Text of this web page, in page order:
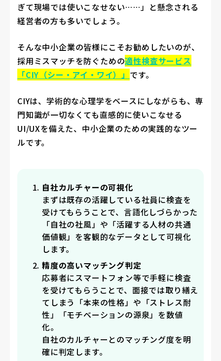
ぎて現場では使いこなせない……」と懸念される
経営者の方も多いでしょう。
そんな中小企業の皆様にこそお勧めしたいのが、
採用ミスマッチを防ぐための適性検査サービス
「CIY（シー・アイ・ワイ）」 です。
CIYは、学術的な心理学をベースにしながらも、専
門知識が一切なくても直感的に使いこなせる
UI/UXを備えた、中小企業のための実践的なツー
ルです。
自社カルチャーの可視化
まずは既存の活躍している社員に検査を
受けてもらうことで、言語化しづらかった
「自社の社風」や「活躍する人材の共通
価値観」を客観的なデータとして可視化
します。
精度の高いマッチング判定
応募者にスマートフォン等で手軽に検査
を受けてもらうことで、面接では取り繕え
てしまう「本来の性格」や「ストレス耐
性」「モチベーションの源泉」を数値
化。
自社のカルチャーとのマッチング度を明
確に判定します。